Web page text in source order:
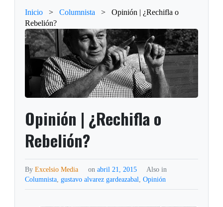
Inicio > Columnista >
Opinión | ¿Rechifla o
Rebelión?
Opinión | ¿Rechifla o
Rebelión?
ByExcelsio Media on abril 21, 2015
Also in
Columnista,gustavo alvarez gardeazabal,Opinión